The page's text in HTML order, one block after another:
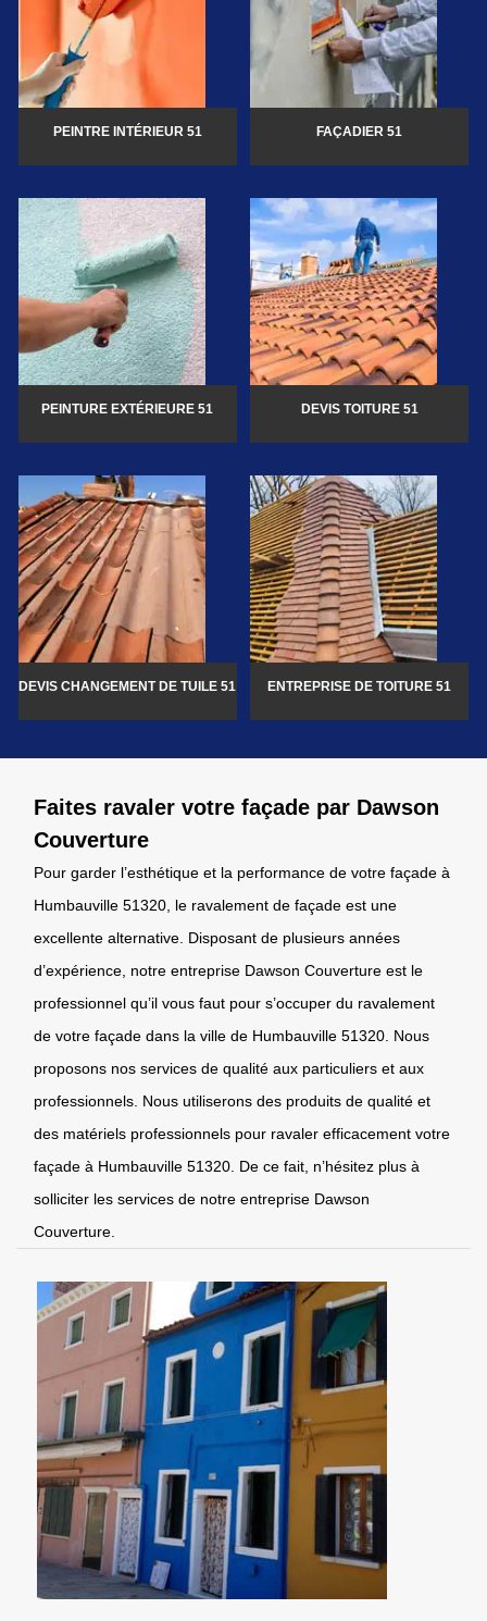
PEINTRE INTÉRIEUR 51 FAÇADIER 51
PEINTURE EXTÉRIEURE 51 DEVIS TOITURE 51
DEVIS CHANGEMENT DE TUILE 51 ENTREPRISE DE TOITURE 51
Faites ravaler votre façade par Dawson
Couverture
Pour garder l’esthétique et la performance de votre façade à
Humbauville 51320, le ravalement de façade est une
excellente alternative. Disposant de plusieurs années
d’expérience, notre entreprise Dawson Couverture est le
professionnel qu’il vous faut pour s’occuper du ravalement
de votre façade dans la ville de Humbauville 51320. Nous
proposons nos services de qualité aux particuliers et aux
professionnels. Nous utiliserons des produits de qualité et
des matériels professionnels pour ravaler efficacement votre
façade à Humbauville 51320. De ce fait, n’hésitez plus à
solliciter les services de notre entreprise Dawson
Couverture.